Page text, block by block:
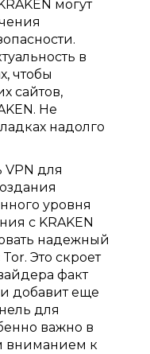
могут
в
чтобы
сайтов,
Не
надолго
для
уровня
с KRAKEN
надежный
Это скроет
факт
добавит еще
для
важно в
вниманием к